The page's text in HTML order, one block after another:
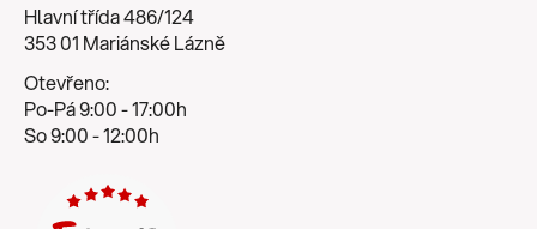
Hlavní třída 486/124
353 01 Mariánské Lázně
Otevřeno:
Po-Pá 9:00 - 17:00h
So 9:00 - 12:00h